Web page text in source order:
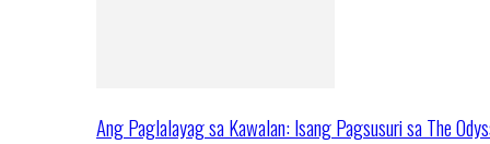
Ang Paglalayag sa Kawalan: Isang Pagsusuri sa The